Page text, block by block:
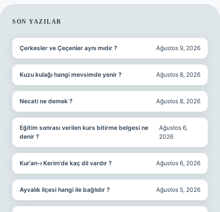
SIDEBAR
SON YAZILAR
Çerkesler ve Çeçenler aynı mıdır ? Ağustos 9, 2026
Kuzu kulağı hangi mevsimde yenir ? Ağustos 8, 2026
Necati ne demek ? Ağustos 8, 2026
Eğitim sonrası verilen kurs bitirme belgesi ne
denir ?
Ağustos 6,
2026
Kur’an-ı Kerim’de kaç dil vardır ? Ağustos 6, 2026
Ayvalık ilçesi hangi ile bağlıdır ? Ağustos 5, 2026